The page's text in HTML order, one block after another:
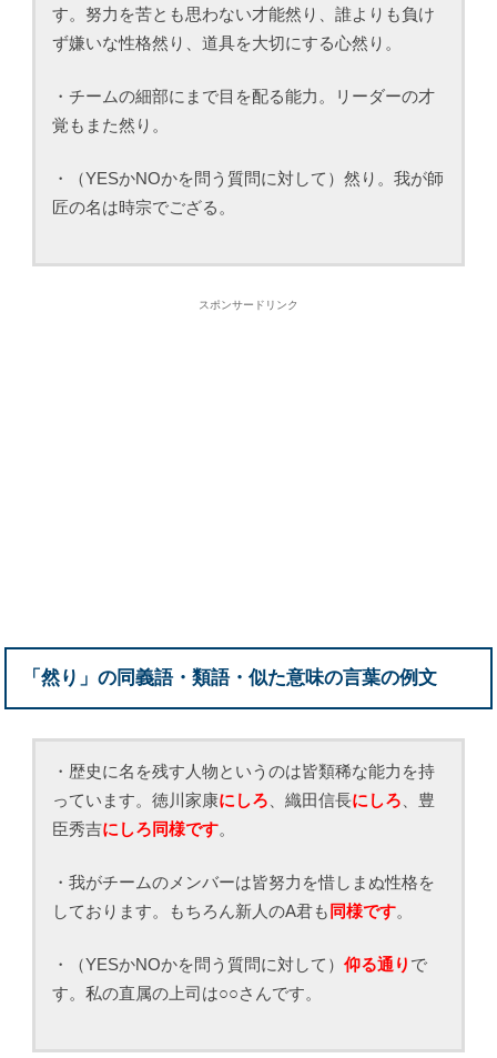
す。努力を苦とも思わない才能然り、誰よりも負け
ず嫌いな性格然り、道具を大切にする心然り。
・チームの細部にまで目を配る能力。リーダーの才
覚もまた然り。
・（YESかNOかを問う質問に対して）然り。我が師
匠の名は時宗でござる。
スポンサードリンク
「然り」の同義語・類語・似た意味の言葉の例文
・歴史に名を残す人物というのは皆類稀な能力を持
っています。徳川家康にしろ、織田信長にしろ、豊
臣秀吉にしろ同様です。
・我がチームのメンバーは皆努力を惜しまぬ性格を
しております。もちろん新人のA君も 同様です。
・（YESかNOかを問う質問に対して） 仰る通り で
す。私の直属の上司は○○さんです。